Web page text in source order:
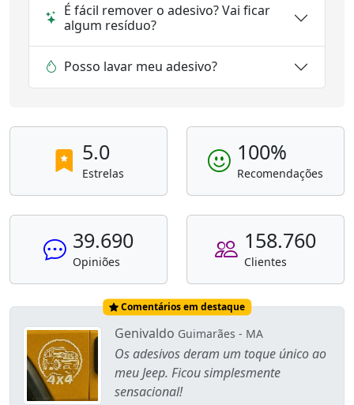
É fácil remover o adesivo? Vai ficar
algum resíduo?
Posso lavar meu adesivo?
5.0
Estrelas
100%
Recomendações
39.690
Opiniões
158.760
Clientes
Comentários em destaque
Genivaldo Guimarães - MA
Os adesivos deram um toque único ao
meu Jeep. Ficou simplesmente
sensacional!